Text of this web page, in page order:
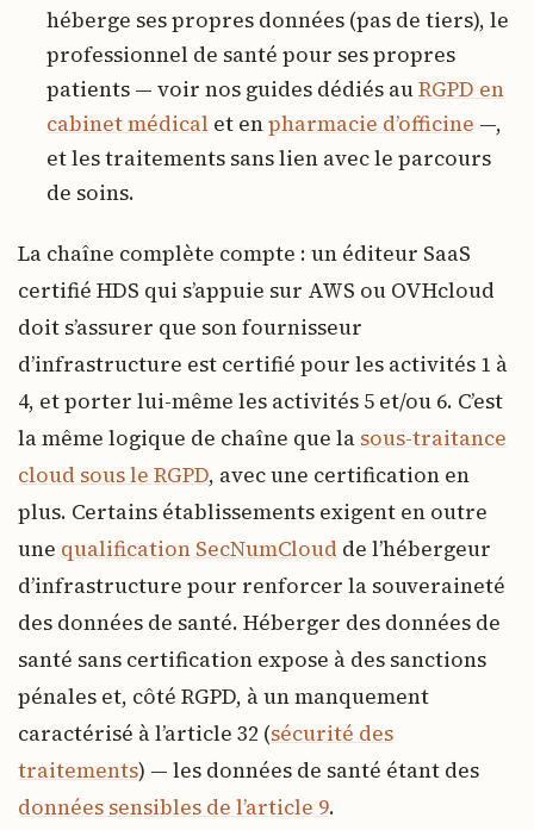
héberge ses propres données (pas de tiers), le
professionnel de santé pour ses propres
patients — voir nos guides dédiés auRGPD en
cabinet médical et enpharmacie d’officine —,
et les traitements sans lien avec le parcours
de soins.
La chaîne complète compte : un éditeur SaaS
certifié HDS qui s’appuie sur AWS ou OVHcloud
doit s’assurer que son fournisseur
d’infrastructure est certifié pour les activités 1 à
4, et porter lui-même les activités 5 et/ou 6. C’est
la même logique de chaîne que la sous-traitance
cloud sous le RGPD, avec une certification en
plus. Certains établissements exigent en outre
une qualification SecNumCloud de l’hébergeur
d’infrastructure pour renforcer la souveraineté
des données de santé. Héberger des données de
santé sans certification expose à des sanctions
pénales et, côté RGPD, à un manquement
caractérisé à l’article 32 (sécurité des
traitements) — les données de santé étant des
données sensibles de l’article 9.